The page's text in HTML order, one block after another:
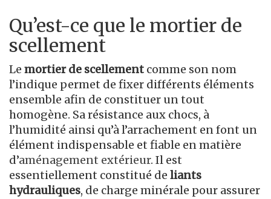
Qu’est-ce que le mortier de
scellement
Le mortier de scellement comme son nom
l’indique permet de fixer différents éléments
ensemble afin de constituer un tout
homogène. Sa résistance aux chocs, à
l’humidité ainsi qu’à l’arrachement en font un
élément indispensable et fiable en matière
d’aménagement extérieur. Il est
essentiellement constitué de liants
hydrauliques, de charge minérale pour assurer